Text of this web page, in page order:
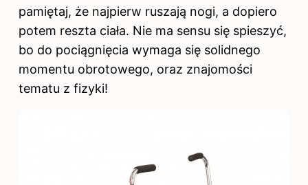
pamiętaj, że najpierw ruszają nogi, a dopiero
potem reszta ciała. Nie ma sensu się spieszyć,
bo do pociągnięcia wymaga się solidnego
momentu obrotowego, oraz znajomości
tematu z fizyki!